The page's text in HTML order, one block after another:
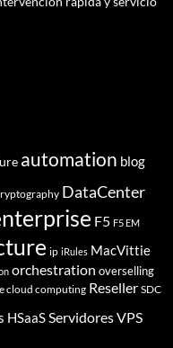
automation blog
DataCenter
F5 F5 EM
ip iRules MacVittie
orchestration overselling
cloud computing Reseller SDC
HSaaSServidores VPS